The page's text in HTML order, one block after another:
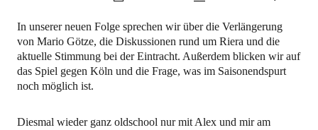
In unserer neuen Folge sprechen wir über die Verlängerung
von Mario Götze, die Diskussionen rund um Riera und die
aktuelle Stimmung bei der Eintracht. Außerdem blicken wir auf
das Spiel gegen Köln und die Frage, was im Saisonendspurt
noch möglich ist.
Diesmal wieder ganz oldschool nur mit Alex und mir am